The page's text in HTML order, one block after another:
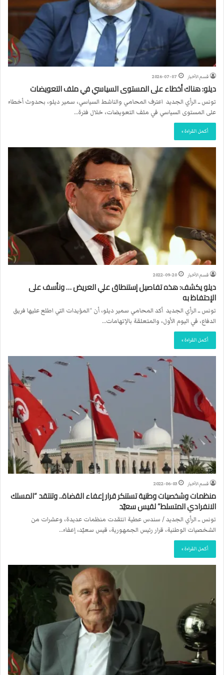
قسم الأخبار 2026-07-07
ديلو: هناك أخطاء على المستوى السياسي في ملف التعويضات
تونس ــ الرأي الجديد اعترف المحامي والناشط السياسي، سمير ديلو، بحدوث أخطاء
على المستوى السياسي في ملف التعويضات، خلال فترة…
أكمل القراءة »
قسم الأخبار 2022-09-20
ديلو يكشف: هذه تفاصيل إستنطاق علي العريض … ونأسف على
الإحتفاظ به
تونس ــ الرأي الجديد أكد المحامي سمير ديلو، أن “المؤيدات التي اطلع عليها فريق
الدفاع، في اليوم الأول، والمتعلقة بالإتهامات…
أكمل القراءة »
قسم الأخبار 2022-06-03
منظمات وشخصيات وطنية تستنكر قرار إعفاء القضاة.. وتنتقد “المسلك
الانفرادي المتسلط” لقيس سعيّد
تونس ــ الرأي الجديد / سندس عطية انتقدت منظمات عديدة، وعشرات من
الشخصيات الوطنية، قرار رئيس الجمهورية، قيس سعيّد، إعفاء…
أكمل القراءة »